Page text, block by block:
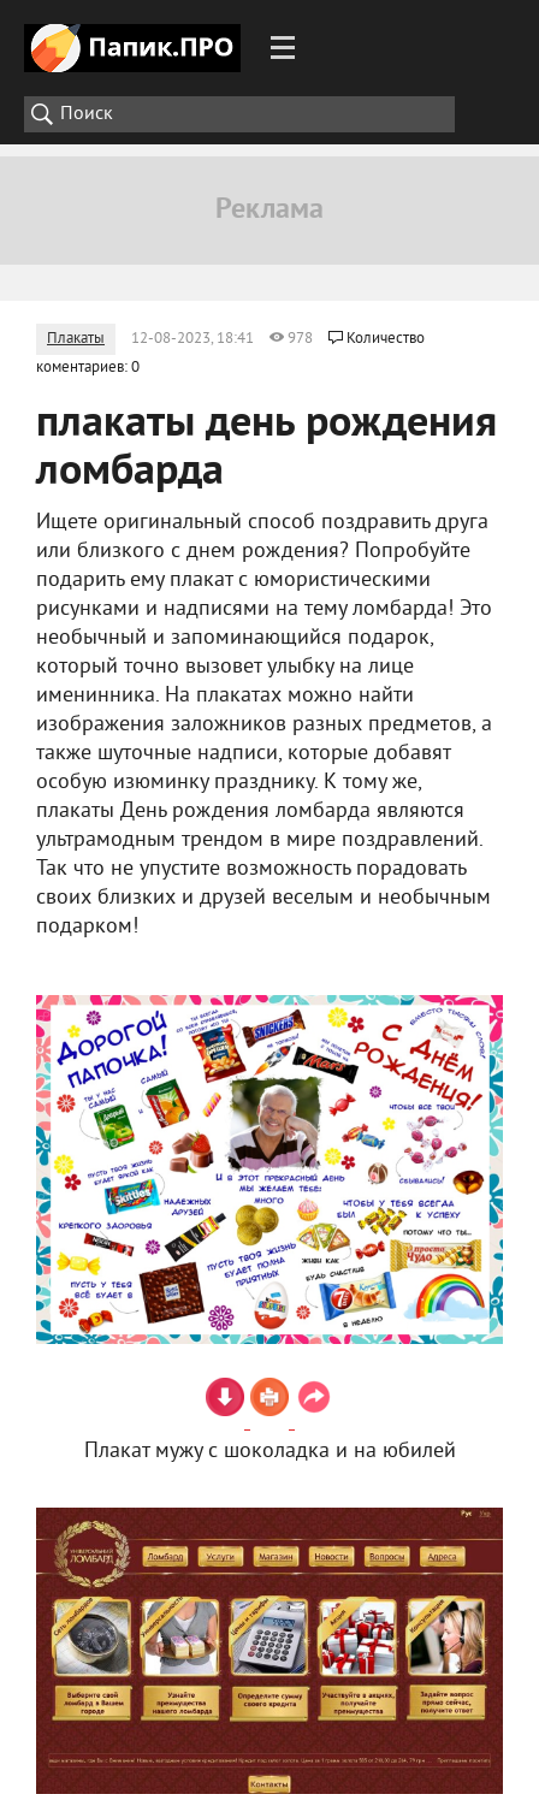
Плакаты 12-08-2023, 18:41 978
Количество
коментариев: 0
плакаты день рождения
ломбарда
Ищете оригинальный способ поздравить друга
или близкого с днем рождения? Попробуйте
подарить ему плакат с юмористическими
рисунками и надписями на тему ломбарда! Это
необычный и запоминающийся подарок,
который точно вызовет улыбку на лице
именинника. На плакатах можно найти
изображения заложников разных предметов, а
также шуточные надписи, которые добавят
особую изюминку празднику. К тому же,
плакаты День рождения ломбарда являются
ультрамодным трендом в мире поздравлений.
Так что не упустите возможность порадовать
своих близких и друзей веселым и необычным
подарком!
Плакат мужу с шоколадка и на юбилей